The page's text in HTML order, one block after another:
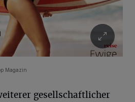
Magazin
gesellschaftlicher